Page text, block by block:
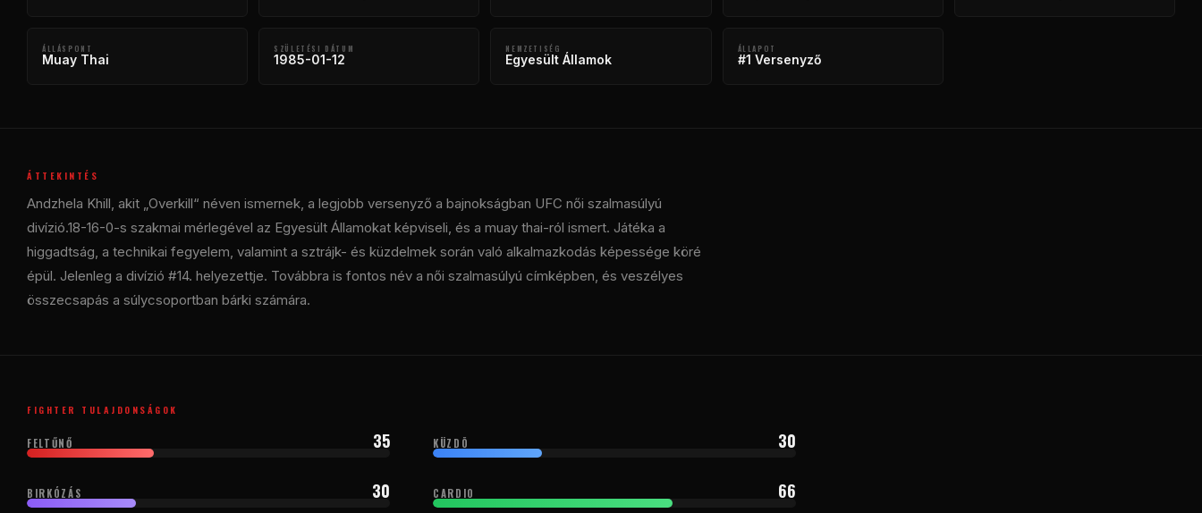
ÁLLÁSPONT
Muay Thai
SZÜLETÉSI DÁTUM
1985-01-12
NEMZETISÉG
Egyesült Államok
ÁLLAPOT
#1 Versenyző
ÁTTEKINTÉS
Andzhela Khill, akit „Overkill“ néven ismernek, a legjobb versenyző a bajnokságban UFC női szalmasúlyú
divízió.18-16-0-s szakmai mérlegével az Egyesült Államokat képviseli, és a muay thai-ról ismert. Játéka a
higgadtság, a technikai fegyelem, valamint a sztrájk- és küzdelmek során való alkalmazkodás képessége köré
épül. Jelenleg a divízió #14. helyezettje. Továbbra is fontos név a női szalmasúlyú címképben, és veszélyes
összecsapás a súlycsoportban bárki számára.
FIGHTER TULAJDONSÁGOK
FELTŰNŐ 35 KÜZDÕ 30
BIRKÓZÁS 30 CARDIO 66